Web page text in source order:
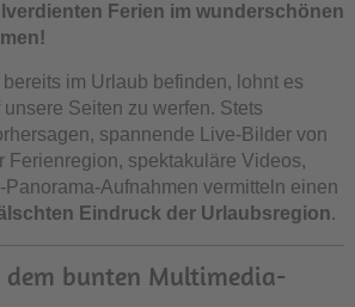
Ferien im wunderschönen
im Urlaub befinden, lohnt es
Seiten zu werfen. Stets
spannende Live-Bilder von
Ferienregion, spektakuläre Videos,
Panorama-Aufnahmen vermitteln einen
Eindruck der Urlaubsregion.
dem bunten Multimedia-